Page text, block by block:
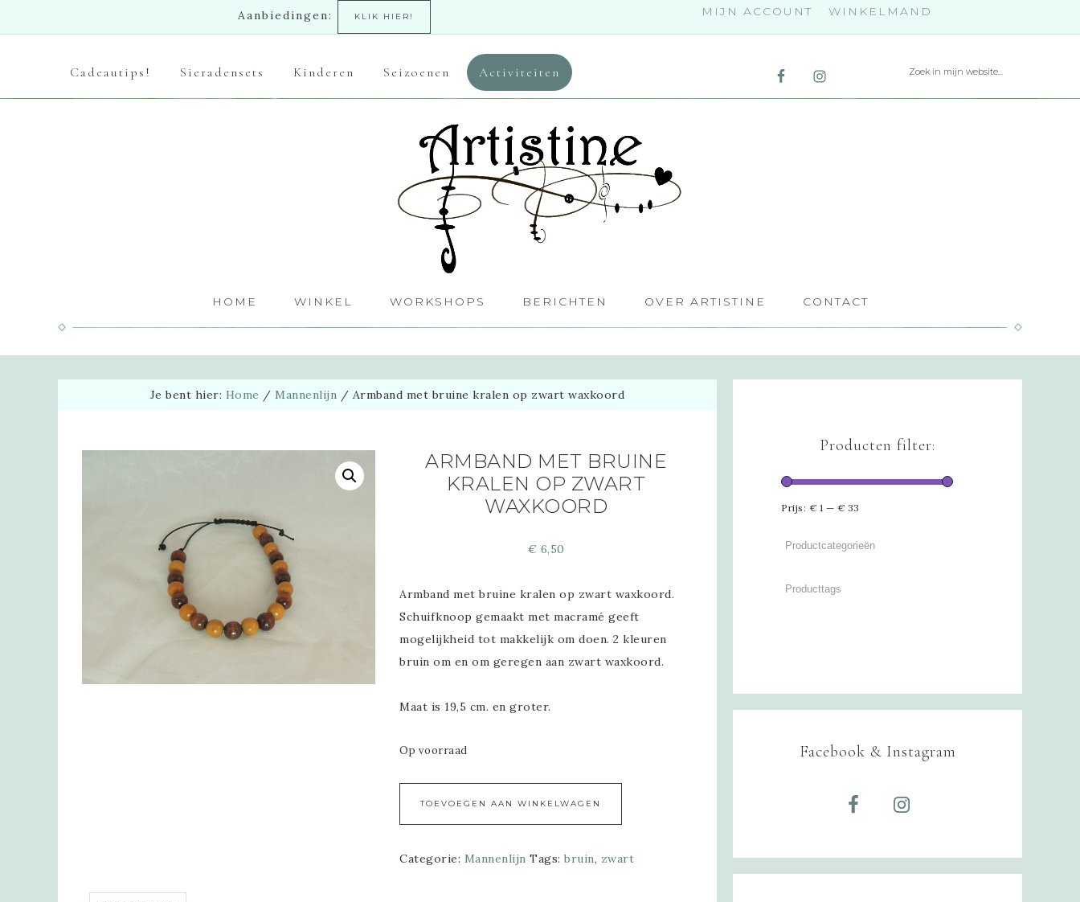
Aanbiedingen: KLIK HIER! MIJN ACCOUNT WINKELMAND
Cadeautips! Sieradensets Kinderen Seizoenen Activiteiten
HOME WINKEL WORKSHOPS BERICHTEN OVER ARTISTINE CONTACT
Je bent hier: Home / Mannenlijn / Armband met bruine kralen op zwart waxkoord
ARMBAND MET BRUINE
KRALEN OP ZWART
WAXKOORD
€ 6,50
Armband met bruine kralen op zwart waxkoord.
Schuifknoop gemaakt met macramé geeft
mogelijkheid tot makkelijk om doen. 2 kleuren
bruin om en om geregen aan zwart waxkoord.
Maat is 19,5 cm. en groter.
Op voorraad
TOEVOEGEN AAN WINKELWAGEN
Categorie: Mannenlijn Tags:bruin, zwart
Producten filter:
Prijs: € 1 — € 33
Facebook & Instagram